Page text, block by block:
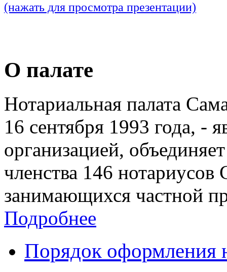
(нажать для просмотра презентации)
О палате
Нотариальная палата
16 сентября 1993 года, -
организацией,
членства 146 нотариусов
занимающихся частной
Подробнее
Порядок оформления